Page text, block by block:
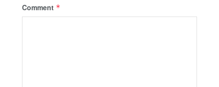
Comment *